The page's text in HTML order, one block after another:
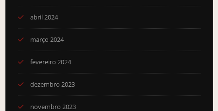
abril 2024
março 2024
fevereiro 2024
dezembro 2023
novembro 2023